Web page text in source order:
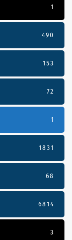
1
490
153
72
1
1831
68
6814
3